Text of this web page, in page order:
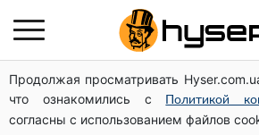
Продолжая просматривать
что ознакомились с
Политикой
согласны с использованием файлов
Голая Елена Тополя в интересных
отвисать челюсти: слив видео –
Весь секрет в одной таблетке